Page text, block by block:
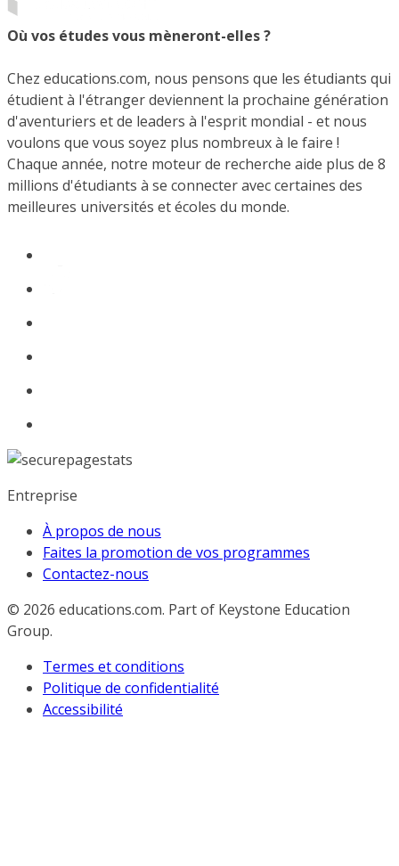
Où vos études vous mèneront-elles ?
Chez educations.com, nous pensons que les étudiants qui
étudient à l'étranger deviennent la prochaine génération
d'aventuriers et de leaders à l'esprit mondial - et nous
voulons que vous soyez plus nombreux à le faire !
Chaque année, notre moteur de recherche aide plus de 8
millions d'étudiants à se connecter avec certaines des
meilleures universités et écoles du monde.
Entreprise
À propos de nous
Faites la promotion de vos programmes
Contactez-nous
© 2026 educations.com. Part of Keystone Education
Group.
Termes et conditions
Politique de confidentialité
Accessibilité